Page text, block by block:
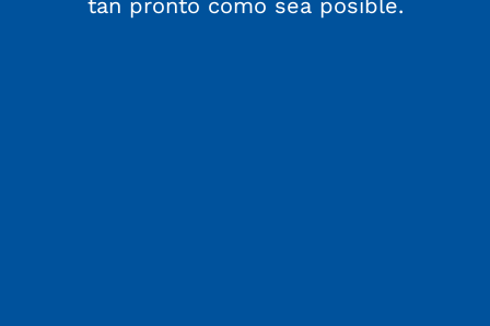
tan pronto como sea posible.